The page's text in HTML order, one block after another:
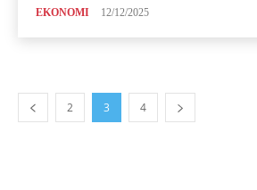
EKONOMI 12/12/2025
2 3 4